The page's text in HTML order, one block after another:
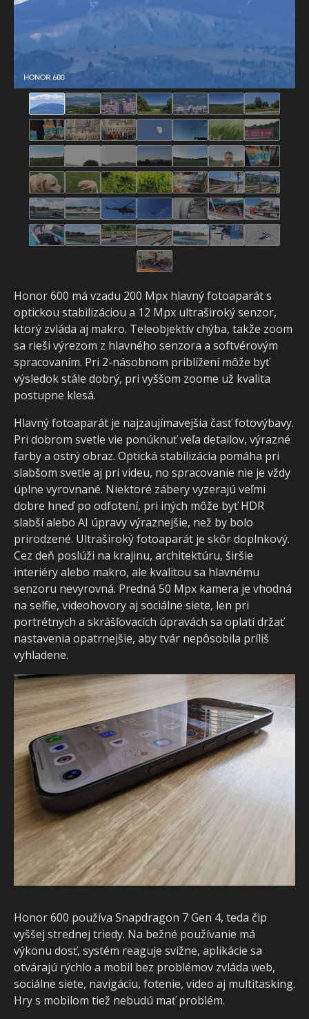
Honor 600 má vzadu 200 Mpx hlavný fotoaparát s
optickou stabilizáciou a 12 Mpx ultraširoký senzor,
ktorý zvláda aj makro. Teleobjektív chýba, takže zoom
sa rieši výrezom z hlavného senzora a softvérovým
spracovaním. Pri 2-násobnom priblížení môže byť
výsledok stále dobrý, pri vyššom zoome už kvalita
postupne klesá.
Hlavný fotoaparát je najzaujímavejšia časť fotovýbavy.
Pri dobrom svetle vie ponúknuť veľa detailov, výrazné
farby a ostrý obraz. Optická stabilizácia pomáha pri
slabšom svetle aj pri videu, no spracovanie nie je vždy
úplne vyrovnané. Niektoré zábery vyzerajú veľmi
dobre hneď po odfotení, pri iných môže byť HDR
slabší alebo AI úpravy výraznejšie, než by bolo
prirodzené. Ultraširoký fotoaparát je skôr doplnkový.
Cez deň poslúži na krajinu, architektúru, širšie
interiéry alebo makro, ale kvalitou sa hlavnému
senzoru nevyrovná. Predná 50 Mpx kamera je vhodn
na selfie, videohovory aj sociálne siete, len pri
portrétnych a skrášľovacích úpravách sa oplatí držať
nastavenia opatrnejšie, aby tvár nepôsobila príli
vyhladene.
Honor 600 používa Snapdragon 7 Gen 4, teda čip
vyššej strednej triedy. Na bežné používanie m
výkonu dosť, systém reaguje svižne, aplikácie sa
otvárajú rýchlo a mobil bez problémov zvláda web,
sociálne siete, navigáciu, fotenie, video aj multitasking.
Hry s mobilom tiež nebudú mať problém.